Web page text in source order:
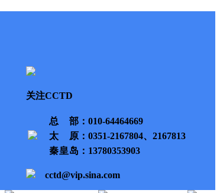
关注CCTD
总部 ：010-64464669
太原 ：0351-2167804、2167813
秦皇岛 ：13780353903
cctd@vip.sina.com